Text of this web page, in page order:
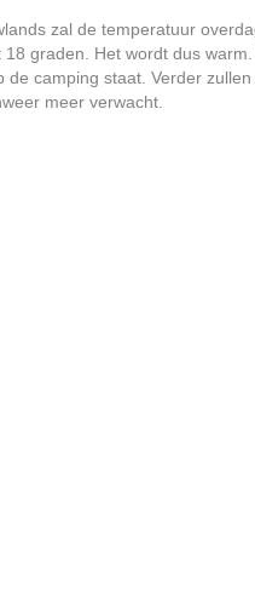
zal de temperatuur
18 graden. Het wordt dus
de camping staat. Verder
meer verwacht.